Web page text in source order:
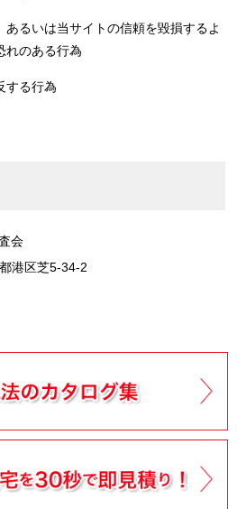
あるいは当サイトの信頼を毀損するよ
れのある行為
する行為
会
港区芝5-34-2